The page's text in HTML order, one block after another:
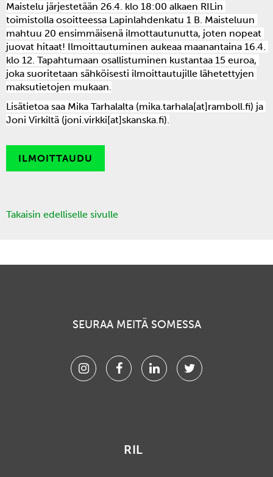
Maistelu järjestetään 26.4. klo 18:00 alkaen RILin
toimistolla osoitteessa Lapinlahdenkatu 1 B. Maisteluun
mahtuu 20 ensimmäisenä ilmottautunutta, joten nopeat
juovat hitaat! Ilmoittautuminen aukeaa maanantaina 16.4.
klo 12. Tapahtumaan osallistuminen kustantaa 15 euroa,
joka suoritetaan sähköisesti ilmoittautujille lähetettyjen
maksutietojen mukaan.
Lisätietoa saa Mika Tarhalalta (mika.tarhala[at]ramboll.fi) ja
Joni Virkiltä (joni.virkki[at]skanska.fi).
ILMOITTAUDU
Takaisin edelliselle sivulle
SEURAA MEITÄ SOMESSA
InstagramFacebookLinkedinTwitter
RIL